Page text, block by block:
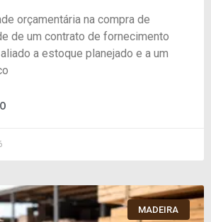
orçamentária na compra de
de um contrato de fornecimento
a estoque planejado e a um
MADEIRA